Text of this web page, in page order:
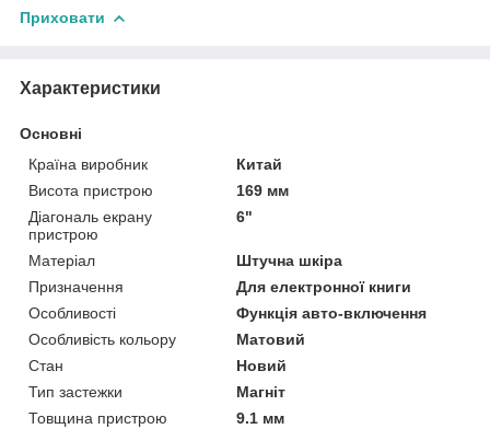
Приховати
Характеристики
Основні
Країна виробник
Китай
Висота пристрою
169 мм
Діагональ екрану
пристрою
6"
Матеріал
Штучна шкіра
Призначення
Для електронної книги
Особливості
Функція авто-включення
Особливість кольору
Матовий
Стан
Новий
Тип застежки
Магніт
Товщина пристрою
9.1 мм